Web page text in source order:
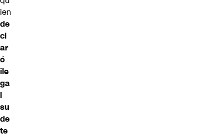
ien
de
cl
ar
ó
ile
ga
l
su
de
te